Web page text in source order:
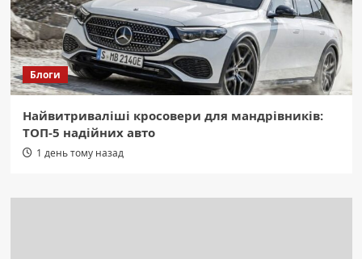
Блоги
Найвитриваліші кросовери для мандрівників:
ТОП-5 надійних авто
1 день тому назад